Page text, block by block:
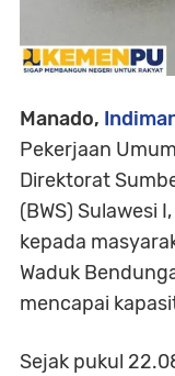
Manado,
Pekerjaan
Direktorat
(BWS) Sulawesi
kepada
Waduk
mencapai
Sejak pukul